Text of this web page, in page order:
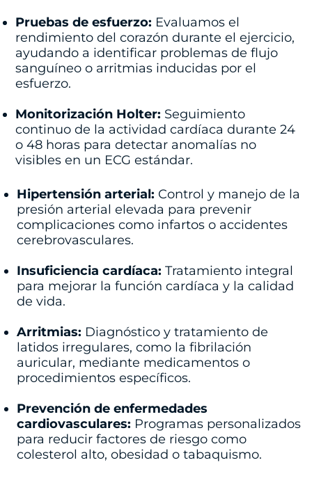
Pruebas de esfuerzo: Evaluamos el
rendimiento del corazón durante el ejercicio,
ayudando a identificar problemas de flujo
sanguíneo o arritmias inducidas por el
esfuerzo.
Monitorización Holter: Seguimiento
continuo de la actividad cardíaca durante 24
o 48 horas para detectar anomalías no
visibles en un ECG estándar.
Hipertensión arterial: Control y manejo de la
presión arterial elevada para prevenir
complicaciones como infartos o accidentes
cerebrovasculares.
Insuficiencia cardíaca: Tratamiento integral
para mejorar la función cardíaca y la calidad
de vida.
Arritmias: Diagnóstico y tratamiento de
latidos irregulares, como la fibrilación
auricular, mediante medicamentos o
procedimientos específicos.
Prevención de enfermedades
cardiovasculares: Programas personalizados
para reducir factores de riesgo como
colesterol alto, obesidad o tabaquismo.